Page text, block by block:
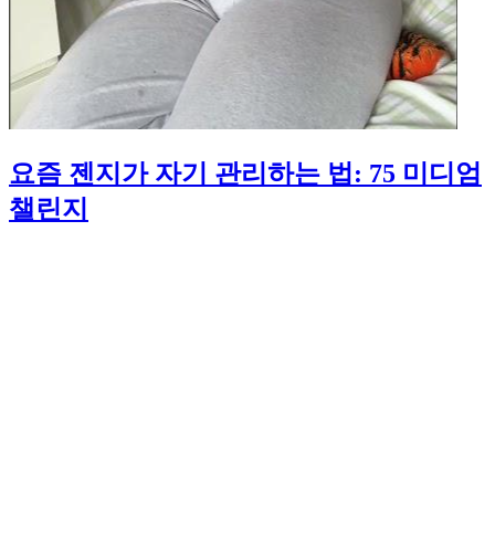
요즘 젠지가 자기 관리하는 법: 75 미디엄
챌린지